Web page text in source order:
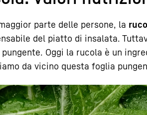
sulla società
parte delle persone, la
del piatto di insalata.
pungente. Oggi la rucola è un
da vicino questa foglia